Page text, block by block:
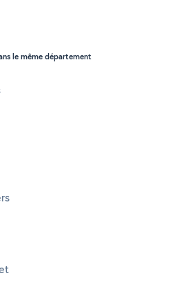
le même département